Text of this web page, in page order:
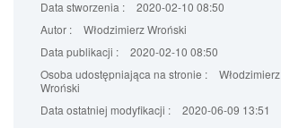
Data stworzenia :
2020-02-10 08:50
Autor :
Włodzimierz Wroński
Data publikacji :
2020-02-10 08:50
Osoba udostępniająca na stronie :
Włodzimierz
Wroński
Data ostatniej modyfikacji :
2020-06-09 13:51